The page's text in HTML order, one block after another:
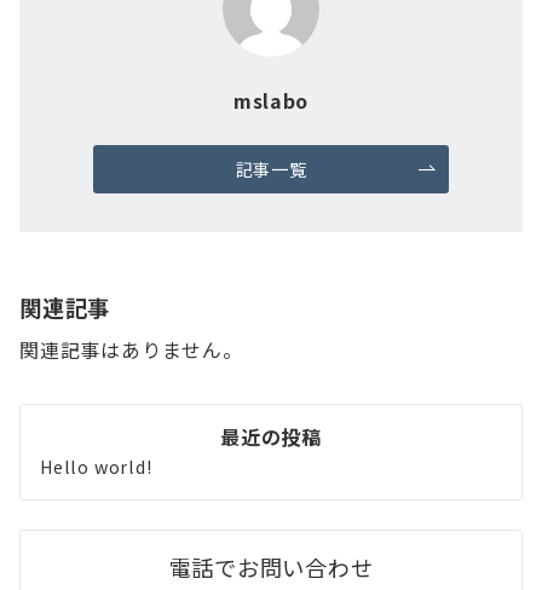
mslabo
記事一覧
関連記事
関連記事はありません。
最近の投稿
Hello world!
電話でお問い合わせ